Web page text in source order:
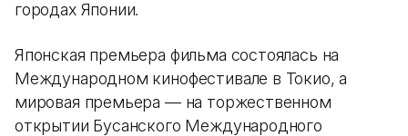
городах Японии.
Японская премьера фильма состоялась на
Международном кинофестивале в Токио, а
мировая премьера — на торжественном
открытии Бусанского Международного